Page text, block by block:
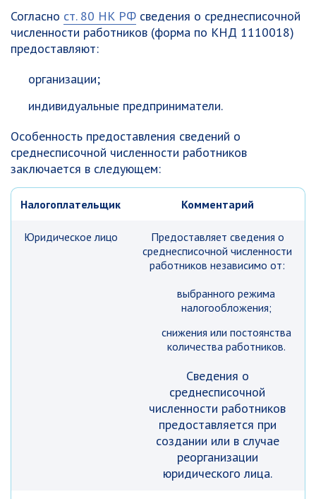
Согласно ст. 80 НК РФ сведения о среднесписочной
численности работников (форма по КНД 1110018)
предоставляют:
организации;
индивидуальные предприниматели.
Особенность предоставления сведений о
среднесписочной численности работников
заключается в следующем:
Налогоплательщик Комментарий
Юридическое лицо
Предоставляет сведения о
среднесписочной численности
работников независимо от:
выбранного режима
налогообложения;
снижения или постоянства
количества работников.
Сведения о
среднесписочной
численности работников
предоставляется при
создании или в случае
реорганизации
юридического лица.